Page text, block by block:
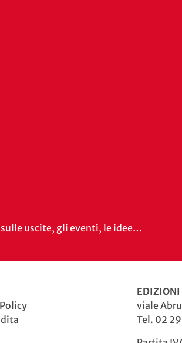
uscite, gli eventi, le idee…
EDIZIONI
viale
Tel. 02